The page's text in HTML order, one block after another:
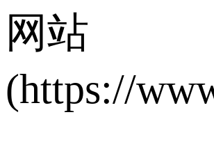
网站
(https://